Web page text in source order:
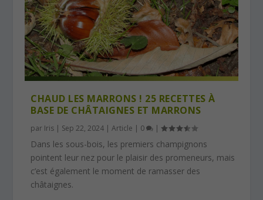
CHAUD LES MARRONS ! 25 RECETTES À
BASE DE CHÂTAIGNES ET MARRONS
par Iris | Sep 22, 2024 |Article | 0 |
Dans les sous-bois, les premiers champignons
pointent leur nez pour le plaisir des promeneurs, mais
c’est également le moment de ramasser des
châtaignes.